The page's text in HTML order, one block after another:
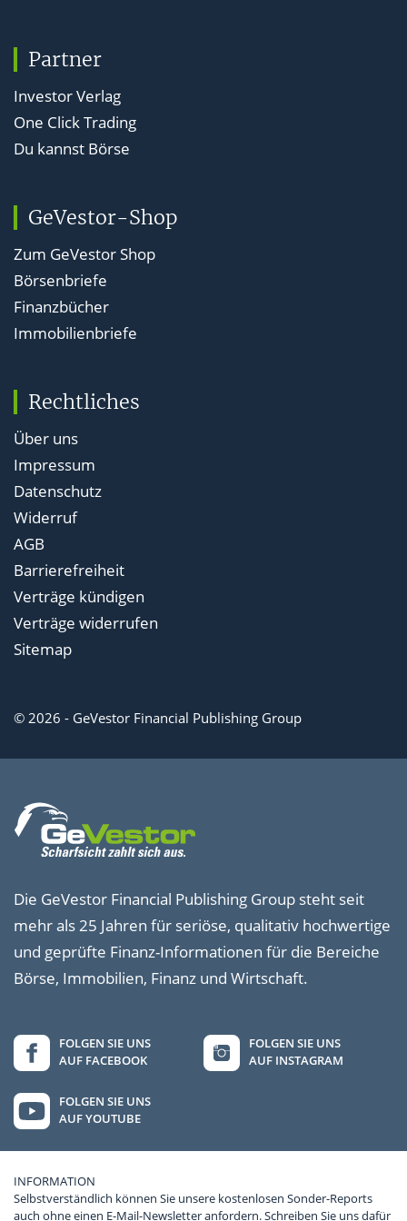
Partner
Investor Verlag
One Click Trading
Du kannst Börse
GeVestor-Shop
Zum GeVestor Shop
Börsenbriefe
Finanzbücher
Immobilienbriefe
Rechtliches
Über uns
Impressum
Datenschutz
Widerruf
AGB
Barrierefreiheit
Verträge kündigen
Verträge widerrufen
Sitemap
© 2026 - GeVestor Financial Publishing Group
Die GeVestor Financial Publishing Group steht seit
mehr als 25 Jahren für seriöse, qualitativ hochwertige
und geprüfte Finanz-Informationen für die Bereiche
Börse, Immobilien, Finanz und Wirtschaft.
FOLGEN SIE UNS
AUF FACEBOOK
FOLGEN SIE UNS
AUF INSTAGRAM
FOLGEN SIE UNS
AUF YOUTUBE
INFORMATION
Selbstverständlich können Sie unsere kostenlosen Sonder-Reports
auch ohne einen E-Mail-Newsletter anfordern. Schreiben Sie uns dafür